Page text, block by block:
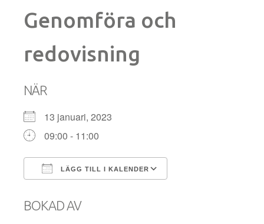
Genomföra och
redovisning
NÄR
13 januari, 2023
09:00 - 11:00
LÄGG TILL I KALENDER
BOKAD AV